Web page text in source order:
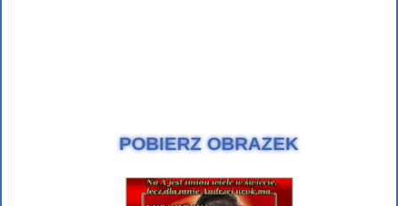
POBIERZ OBRAZEK